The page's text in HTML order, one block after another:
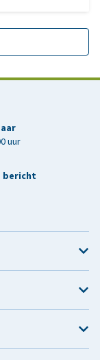
uur
bericht